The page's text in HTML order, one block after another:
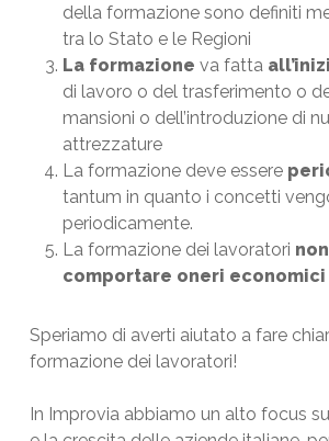
della formazione sono definiti
tra lo Stato e le Regioni
La formazione va fatta
di lavoro o del trasferimento o
mansioni o dell’introduzione di
attrezzature
La formazione deve essere
tantum in quanto i concetti
periodicamente.
La formazione dei lavoratori
comportare oneri economici
Speriamo di averti aiutato a fare
formazione dei lavoratori!
In Improvia abbiamo un alto focus